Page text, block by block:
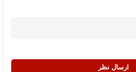
ارسال نظر